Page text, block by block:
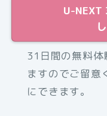
U-NEXT
31日間の無料体
ますのでご留意
にできます。